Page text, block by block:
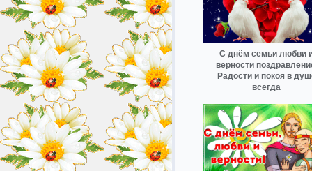
С днём семьи любви
верности
Радости и покоя в
всегда